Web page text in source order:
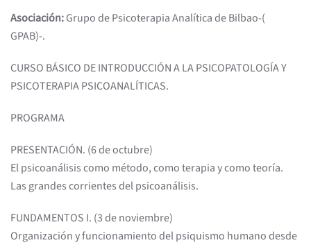
Asociación:Grupo de Psicoterapia Analítica de Bilbao-(
GPAB)-.
CURSO BÁSICO DE INTRODUCCIÓN A LA PSICOPATOLOGÍA Y
PSICOTERAPIA PSICOANALÍTICAS.
PROGRAMA
PRESENTACIÓN. (6 de octubre)
El psicoanálisis como método, como terapia y como teoría.
Las grandes corrientes del psicoanálisis.
FUNDAMENTOS I. (3 de noviembre)
Organización y funcionamiento del psiquismo humano desde